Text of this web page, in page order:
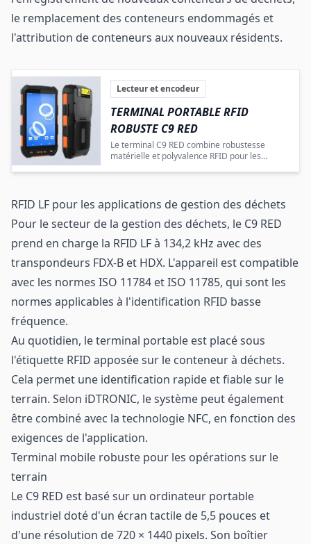
le remplacement des conteneurs endommagés et
l'attribution de conteneurs aux nouveaux résidents.
Lecteur et encodeur
TERMINAL PORTABLE RFID
ROBUSTE C9 RED
Le terminal C9 RED combine robustesse
matérielle et polyvalence RFID pour les
RFID LF pour les applications de gestion des déchets
Pour le secteur de la gestion des déchets, le C9 RED
prend en charge la RFID LF à 134,2 kHz avec des
transpondeurs FDX-B et HDX. L'appareil est compatible
avec les normes ISO 11784 et ISO 11785, qui sont les
normes applicables à l'identification RFID basse
fréquence.
Au quotidien, le terminal portable est placé sous
l'étiquette RFID apposée sur le conteneur à déchets.
Cela permet une identification rapide et fiable sur le
terrain. Selon iDTRONIC, le système peut également
être combiné avec la technologie NFC, en fonction des
exigences de l'application.
Terminal mobile robuste pour les opérations sur le
terrain
Le C9 RED est basé sur un ordinateur portable
industriel doté d'un écran tactile de 5,5 pouces et
d'une résolution de 720 × 1440 pixels. Son boîtier